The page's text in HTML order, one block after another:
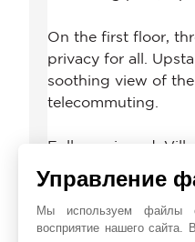
Управление
Мы используем файлы
восприятие нашего